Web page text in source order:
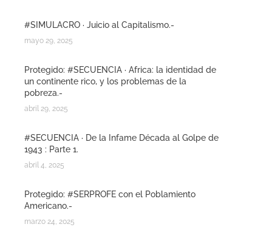
#SIMULACRO · Juicio al Capitalismo.-
mayo 29, 2025
Protegido: #SECUENCIA · Africa: la identidad de
un continente rico, y los problemas de la
pobreza.-
abril 29, 2025
#SECUENCIA · De la Infame Década al Golpe de
1943 : Parte 1.
abril 4, 2025
Protegido: #SERPROFE con el Poblamiento
Americano.-
marzo 24, 2025